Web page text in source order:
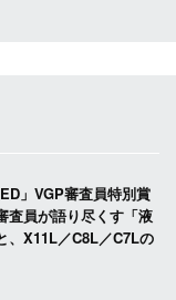
」VGP審査員特別賞
査員が語り尽くす「液
、X11L／C8L／C7Lの